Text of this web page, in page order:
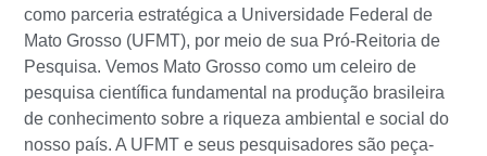
como parceria estratégica a Universidade Federal de
Mato Grosso (UFMT), por meio de sua Pró-Reitoria de
Pesquisa. Vemos Mato Grosso como um celeiro de
pesquisa científica fundamental na produção brasileira
de conhecimento sobre a riqueza ambiental e social do
nosso país. A UFMT e seus pesquisadores são peça-